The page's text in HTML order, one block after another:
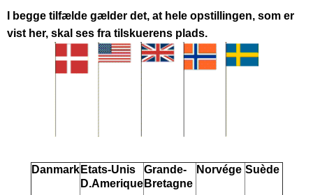
I begge tilfælde gælder det, at hele opstillingen, som er
vist her, skal ses fra tilskuerens plads.
Danmark Etats-Unis
D.Amerique
Grande-
Bretagne
Norvége Suède